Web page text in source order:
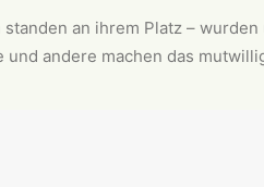
an ihrem Platz –
andere machen das